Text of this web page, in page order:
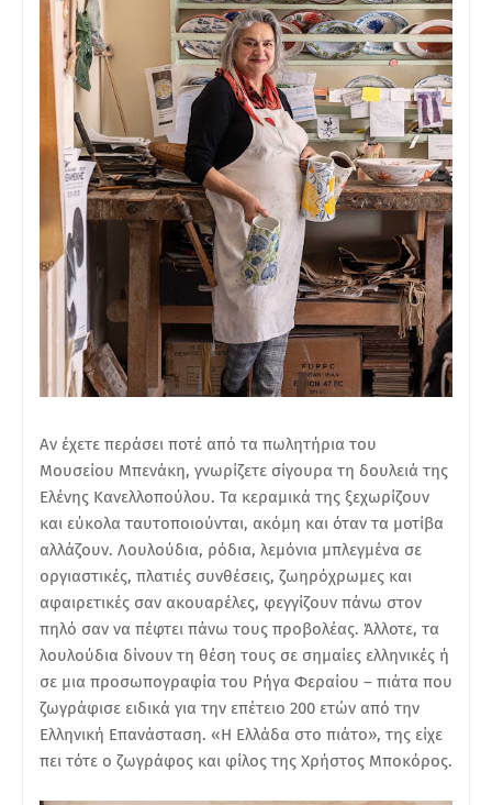
Αν έχετε περάσει ποτέ από τα πωλητήρια του
Μουσείου Μπενάκη, γνωρίζετε σίγουρα τη δουλειά της
Ελένης Κανελλοπούλου. Τα κεραμικά της ξεχωρίζουν
και εύκολα ταυτοποιούνται, ακόμη και όταν τα μοτίβα
αλλάζουν. Λουλούδια, ρόδια, λεμόνια μπλεγμένα σε
οργιαστικές, πλατιές συνθέσεις, ζωηρόχρωμες και
αφαιρετικές σαν ακουαρέλες, φεγγίζουν πάνω στον
πηλό σαν να πέφτει πάνω τους προβολέας. Άλλοτε, τα
λουλούδια δίνουν τη θέση τους σε σημαίες ελληνικές ή
σε μια προσωπογραφία του Ρήγα Φεραίου – πιάτα που
ζωγράφισε ειδικά για την επέτειο 200 ετών από την
Ελληνική Επανάσταση. «Η Ελλάδα στο πιάτο», της είχε
πει τότε ο ζωγράφος και φίλος της Χρήστος Μποκόρος.